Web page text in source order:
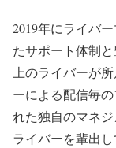
2019年にライバ
たサポート体制
上のライバーが
ーによる配信毎
れた独自のマネ
ライバーを輩出